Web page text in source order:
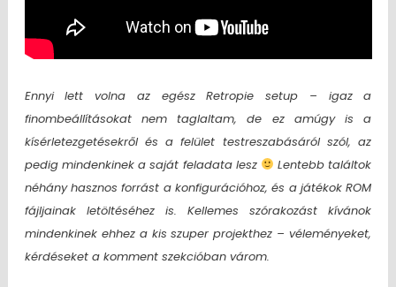
Ennyi lett volna az egész Retropie setup – igaz a
finombeállításokat nem taglaltam, de ez amúgy is a
kísérletezgetésekről és a felület testreszabásáról szól, az
pedig mindenkinek a saját feladata lesz
Lentebb találtok
néhány hasznos forrást a konfigurációhoz, és a játékok ROM
fájljainak letöltéséhez is. Kellemes szórakozást kívánok
mindenkinek ehhez a kis szuper projekthez – véleményeket,
kérdéseket a komment szekcióban várom.